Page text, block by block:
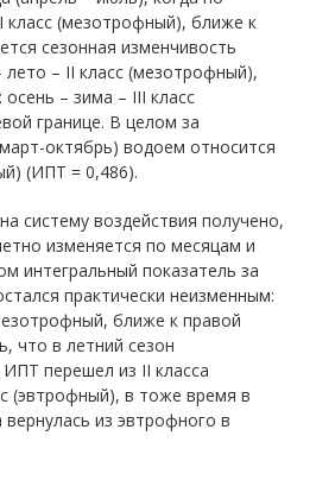
(мезотрофный), ближе к
сезонная изменчивость
лето – II класс (мезотрофный),
– зима – III класс
границе. В целом за
октябрь) водоем относится
(ИПТ = 0,486).
систему воздействия получено,
изменяется по месяцам и
интегральный показатель за
практически неизменным:
ближе к правой
что в летний сезон
перешел из II класса
(эвтрофный), в тоже время в
из эвтрофного в